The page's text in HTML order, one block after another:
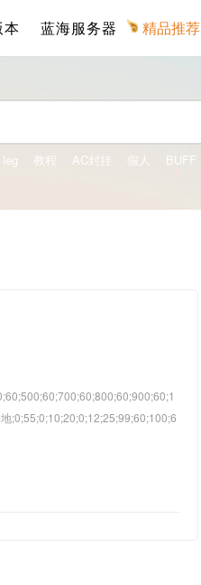
本 蓝海服务器 精品推荐
leg 教程 AC封挂 假人 BUFF
;0;55;0;10;20;0;12;25;99;60;100;6